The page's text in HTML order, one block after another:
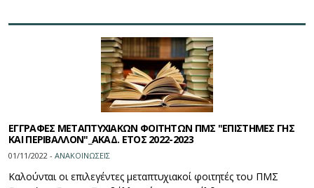
ΕΓΓΡΑΦΕΣ ΜΕΤΑΠΤΥΧΙΑΚΩΝ ΦΟΙΤΗΤΩΝ ΠΜΣ "ΕΠΙΣΤΗΜΕΣ ΓΗΣ
ΚΑΙ ΠΕΡΙΒΑΛΛΟΝ"_ΑΚΑΔ. ΕΤΟΣ 2022-2023
01/11/2022 - ΑΝΑΚΟΙΝΩΣΕΙΣ
Καλούνται οι επιλεγέντες μεταπτυχιακοί φοιτητές του ΠΜΣ